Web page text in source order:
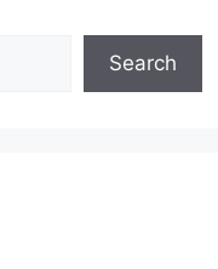
Search